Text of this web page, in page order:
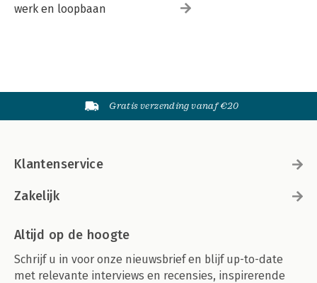
werk en loopbaan
Gratis verzending vanaf €20
Klantenservice
Zakelijk
Altijd op de hoogte
Schrijf u in voor onze nieuwsbrief en blijf up-to-date
met relevante interviews en recensies, inspirerende